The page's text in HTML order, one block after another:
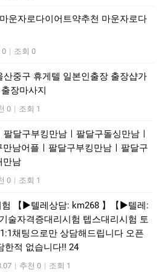
운자로다이어트약추천 마운자로다
0 | 조회 0
산중구 휴게텔 일본인출장 출장샵가
장마사지
0 | 조회 1
팔달구부킹만남ㅣ팔달구돌싱만남ㅣ
남어플ㅣ팔달구부킹만남ㅣ팔달구
만남
0 | 조회 1
험 【▶텔레상담: km268 】【▶텔레:
술자격증대리시험 텝스대리시험 토
채팅으로만 상담해드립니다 오픈
한적 없습니다!! 24
| 추천 0 | 조회 1